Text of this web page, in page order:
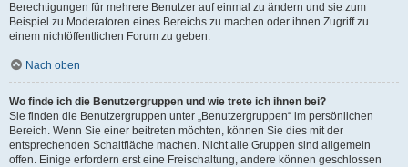
Berechtigungen für mehrere Benutzer auf einmal zu ändern und sie zum
Beispiel zu Moderatoren eines Bereichs zu machen oder ihnen Zugriff zu
einem nichtöffentlichen Forum zu geben.
Nach oben
Wo finde ich die Benutzergruppen und wie trete ich ihnen bei?
Sie finden die Benutzergruppen unter „Benutzergruppen“ im persönlichen
Bereich. Wenn Sie einer beitreten möchten, können Sie dies mit der
entsprechenden Schaltfläche machen. Nicht alle Gruppen sind allgemein
offen. Einige erfordern erst eine Freischaltung, andere können geschlossen